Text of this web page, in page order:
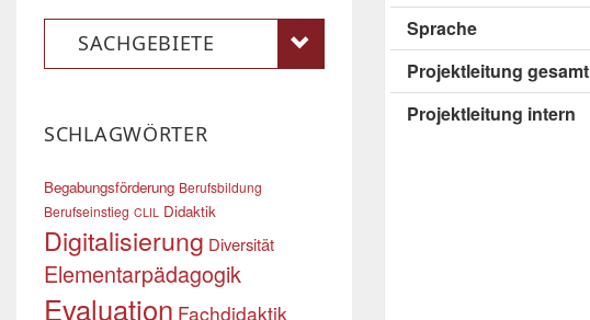
Sprache
Projektleitung gesamt
Projektleitung intern
SACHGEBIETE
SCHLAGWÖRTER
Begabungsförderung Berufsbildung
Berufseinstieg CLIL Didaktik
Digitalisierung Diversität
Elementarpädagogik
Evaluation Fachdidaktik